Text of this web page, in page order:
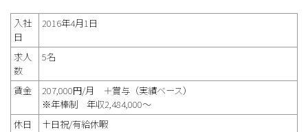
入社
日
2016年4月1日
求人
数
5名
賃金
207,000円/月 ＋賞与（実績ベース）
※年棒制 年収2,484,000～
休日
土日祝/有給休暇